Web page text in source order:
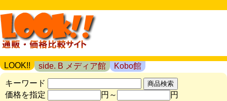
LOOK!! side. B メディア館
Kobo館
キーワード
価格を指定
円～
円